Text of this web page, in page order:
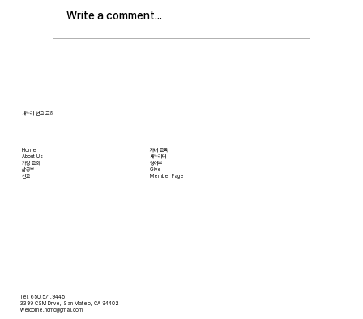
사 준비를 돕고자 하시는 분들은 정경애 권사님
Write a comment...
Home
About Us
​가정 교회
​삶공부
​선교
자녀 교육
새누리터
영어부
Give
Member Page
Tel. 650.571.9445
3399 CSM Drive, San Mateo, CA 94402
welcome.ncmc@gmail.com
새누리 선교 교회